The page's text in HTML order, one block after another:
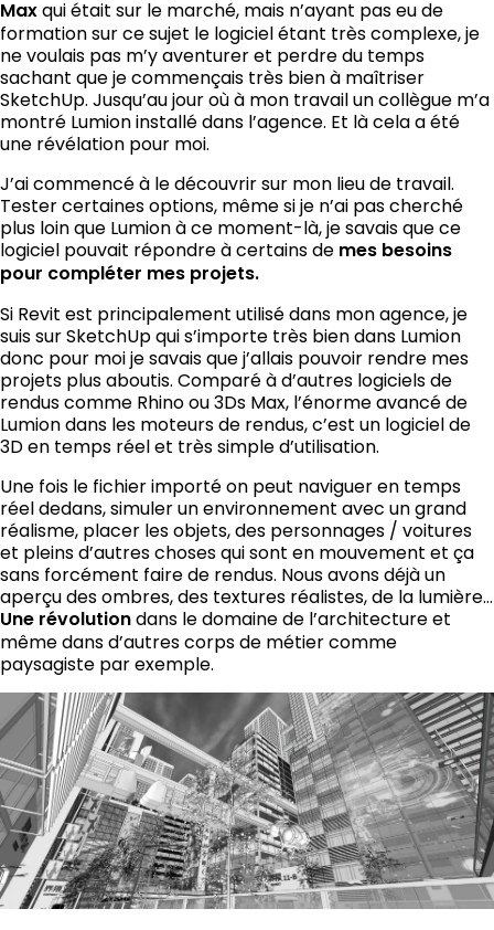
Max qui était sur le marché, mais n’ayant pas eu de
formation sur ce sujet le logiciel étant très complexe, je
ne voulais pas m’y aventurer et perdre du temps
sachant que je commençais très bien à maîtriser
SketchUp. Jusqu’au jour où à mon travail un collègue m’a
montré Lumion installé dans l’agence. Et là cela a été
une révélation pour moi.
J’ai commencé à le découvrir sur mon lieu de travail.
Tester certaines options, même si je n’ai pas cherché
plus loin que Lumion à ce moment-là, je savais que ce
logiciel pouvait répondre à certains de mes besoins
pour compléter mes projets.
Si Revit est principalement utilisé dans mon agence, je
suis sur SketchUp qui s’importe très bien dans Lumion
donc pour moi je savais que j’allais pouvoir rendre mes
projets plus aboutis. Comparé à d’autres logiciels de
rendus comme Rhino ou 3Ds Max, l’énorme avancé de
Lumion dans les moteurs de rendus, c’est un logiciel de
3D en temps réel et très simple d’utilisation.
Une fois le fichier importé on peut naviguer en temps
réel dedans, simuler un environnement avec un grand
réalisme, placer les objets, des personnages / voitures
et pleins d’autres choses qui sont en mouvement et ça
sans forcément faire de rendus. Nous avons déjà un
aperçu des ombres, des textures réalistes, de la lumière…
Une révolution dans le domaine de l’architecture et
même dans d’autres corps de métier comme
paysagiste par exemple.